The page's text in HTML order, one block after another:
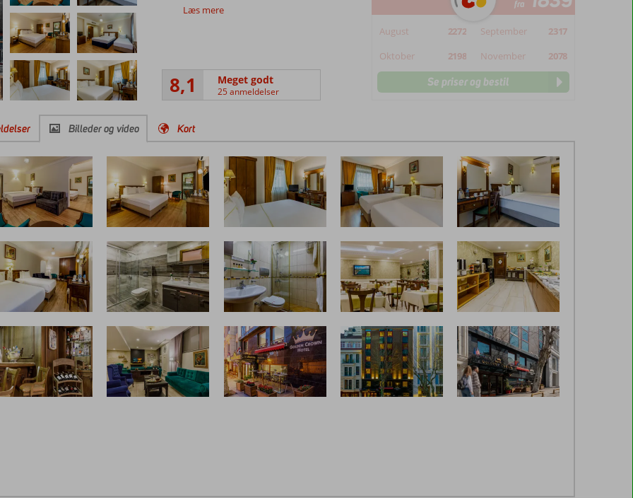
Læs mere
8,1 Meget godt
25 anmeldelser
fra
August 2272 September
2317
Oktober
2198 November 2078
Se priser og bestil
Billeder og video Kort